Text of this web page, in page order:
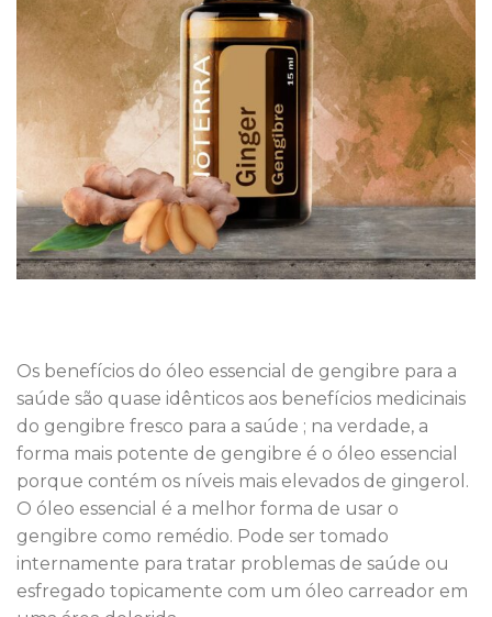
Os benefícios do óleo essencial de gengibre para a
saúde são quase idênticos aos benefícios medicinais
do gengibre fresco para a saúde ; na verdade, a
forma mais potente de gengibre é o óleo essencial
porque contém os níveis mais elevados de gingerol.
O óleo essencial é a melhor forma de usar o
gengibre como remédio. Pode ser tomado
internamente para tratar problemas de saúde ou
esfregado topicamente com um óleo carreador em